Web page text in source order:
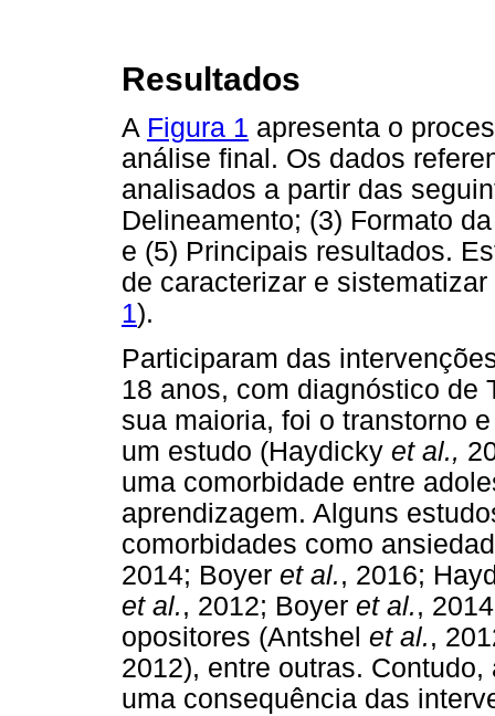
Resultados
A Figura 1 apresenta o
análise final. Os dados
analisados a partir das
Delineamento; (3) Formato
e (5) Principais resultados.
de caracterizar e
1).
Participaram das
18 anos, com diagnóstico de
sua maioria, foi o transtorno
um estudo (Haydicky et al.,
uma comorbidade entre
aprendizagem. Alguns
comorbidades como
2014; Boyer et al., 2016;
et al., 2012; Boyer et al.,
opositores (Antshel et al.,
2012), entre outras.
uma consequência das